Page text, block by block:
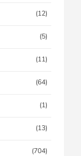
(12)
(5)
(11)
(64)
(1)
(13)
(704)